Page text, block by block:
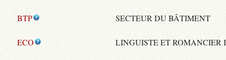
BTP SECTEUR DU BÂTIMENT
ECO LINGUISTE ET ROMANCIER